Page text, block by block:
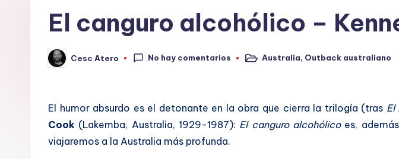
mucho
El canguro alcohólico –
Publicado
por
Cesc Atero No hay comentarios
Publicado
Australia, Outback australiano
El humor absurdo es el detonante en la obra que cierra la trilogía (tras El
Cook (Lakemba, Australia, 1929-1987): El canguro alcohólicoes,
viajaremos a la Australia más profunda.